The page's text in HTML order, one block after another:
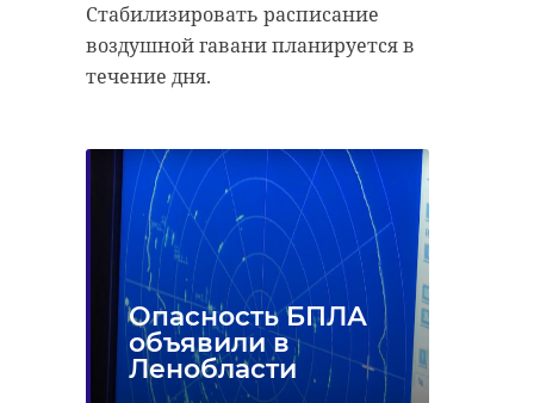
Стабилизировать расписание
воздушной гавани планируется в
течение дня.
Опасность БПЛА
объявили в
Ленобласти